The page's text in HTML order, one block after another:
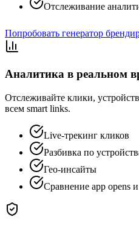
Отслеживание
Попробовать генератор
Аналитика в реальном
Отслеживайте клики,
всем smart links.
Live-трекинг кликов
Разбивка по
Гео-инсайты
Сравнение app opens